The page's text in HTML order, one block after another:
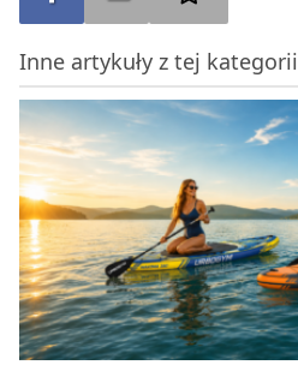
Inne artykuły z tej kategorii